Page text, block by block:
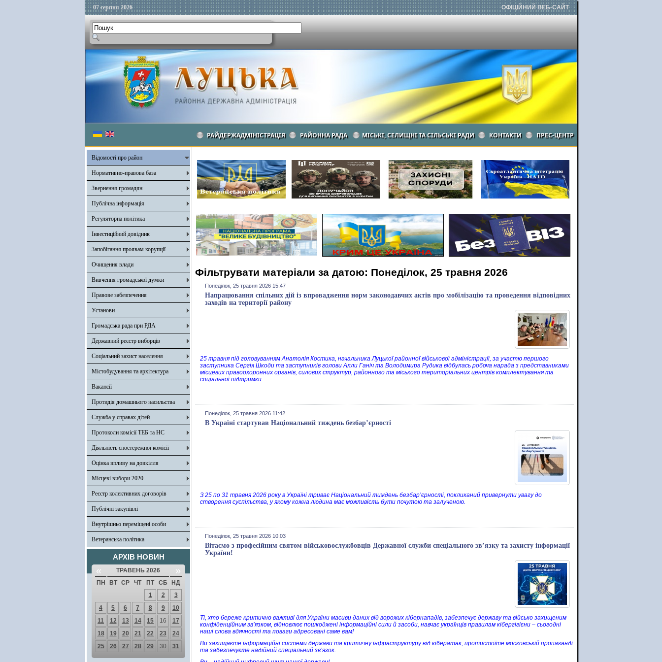
07 серпня 2026 ОФІЦІЙНИЙ ВЕБ-САЙТ
РАЙДЕРЖАДМІНІСТРАЦІЯ РАЙОННА РАДА МІСЬКІ, СЕЛИЩНІ ТА СІЛЬСЬКІ РАДИ КОНТАКТИ ПРЕС-ЦЕНТР
Відомості про район
Нормативно-правова база
Звернення громадян
Публічна інформація
Регуляторна політика
Інвестиційний довідник
Запобігання проявам корупції
Очищення влади
Вивчення громадської думки
Правове забезпечення
Установи
Громадська рада при РДА
Державний реєстр виборців
Соціальний захист населення
Містобудування та архітектура
Вакансії
Протидія домашнього насильства
Служба у справах дітей
Протоколи комісії ТЕБ та НС
Діяльність спостережної комісії
Оцінка впливу на довкілля
Місцеві вибори 2020
Реєстр колективних договорів
Публічні закупівлі
Внутрішньо переміщені особи
Ветеранська політика
АРХІВ НОВИН
« ТРАВЕНЬ 2026 »
ПН ВТ СР ЧТ ПТ СБ
НД
1
2
3
4
5 6 7 8 9
10
11
12 13 14 15 16
17
18
19 20 21 22 23
24
25
26 27 28 29 30 31
Фільтрувати матеріали за датою: Понеділок, 25 травня 2026
Понеділок, 25 травня 2026 15:47
Напрацювання спільних дій із впровадження норм законодавчих актів про мобілізацію та проведення відповідних
заходів на території району
25 травня під головуванням Анатолія Костика, начальника Луцької районної військової адміністрації, за участю першого
заступника Сергія Шкоди та заступників голови Алли Ганіч та Володимира Рудика відбулась робоча нарада з представниками
місцевих правоохоронних органів, силових структур, районного та міського територіальних центрів комплектування та
соціальної підтримки.
Понеділок, 25 травня 2026 11:42
В Україні стартував Національний тиждень безбар’єрності
З 25 по 31 травня 2026 року в Україні триває Національний тиждень безбар’єрності, покликаний привернути увагу до
створення суспільства, у якому кожна людина має можливість бути почутою та залученою.
Понеділок, 25 травня 2026 10:03
Вітаємо з професійним святом військовослужбовців Державної служби спеціального зв’язку та захисту інформації
України!
Ті, хто береже критично важливі для України масиви даних від ворожих кібернападів, забезпечує державу та військо захищеним
конфіденційним зв’язком, відновлює пошкоджені інформаційні сили й засоби, навчає українців правилам кібергігієни – сьогодні
наші слова вдячності та поваги адресовані саме вам!
Ви захищаєте інформаційні системи держави та критичну інфраструктуру від кібератак, протистоїте московській пропаганді
та забезпечуєте надійний спеціальний зв’язок.